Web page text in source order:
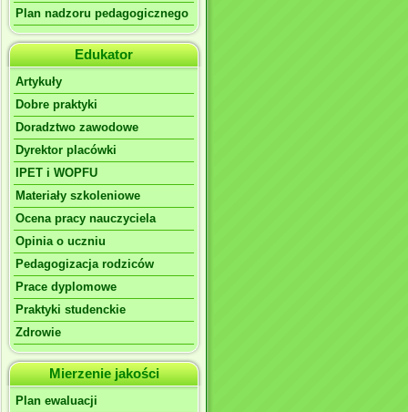
Plan nadzoru pedagogicznego
Edukator
Artykuły
Dobre praktyki
Doradztwo zawodowe
Dyrektor placówki
IPET i WOPFU
Materiały szkoleniowe
Ocena pracy nauczyciela
Opinia o uczniu
Pedagogizacja rodziców
Prace dyplomowe
Praktyki studenckie
Zdrowie
Mierzenie jakości
Plan ewaluacji